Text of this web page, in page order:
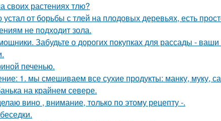
своих растениях тлю?
устал от борьбы с тлей на плодовых деревьях, есть
не подходит зола.
Забудьте о дорогих покупках для рассады -
печенью.
1. мы смешиваем все сухие продукты: манку, муку,
на крайнем севере.
вино , внимание, только по этому рецепту -.